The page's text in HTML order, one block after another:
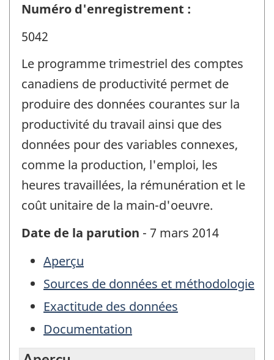
Numéro d'enregistrement :
5042
Le programme trimestriel des comptes
canadiens de productivité permet de
produire des données courantes sur la
productivité du travail ainsi que des
données pour des variables connexes,
comme la production, l'emploi, les
heures travaillées, la rémunération et le
coût unitaire de la main-d'oeuvre.
Date de la parution - 7 mars 2014
Aperçu
Sources de données et méthodologie
Exactitude des données
Documentation